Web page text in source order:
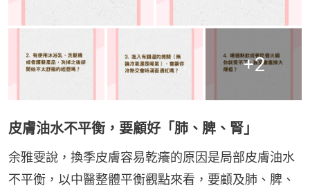
+2
皮膚油水不平衡，要顧好「肺、脾、腎」
余雅雯說，換季皮膚容易乾癢的原因是局部皮膚油水
不平衡，以中醫整體平衡觀點來看，要顧及肺、脾、